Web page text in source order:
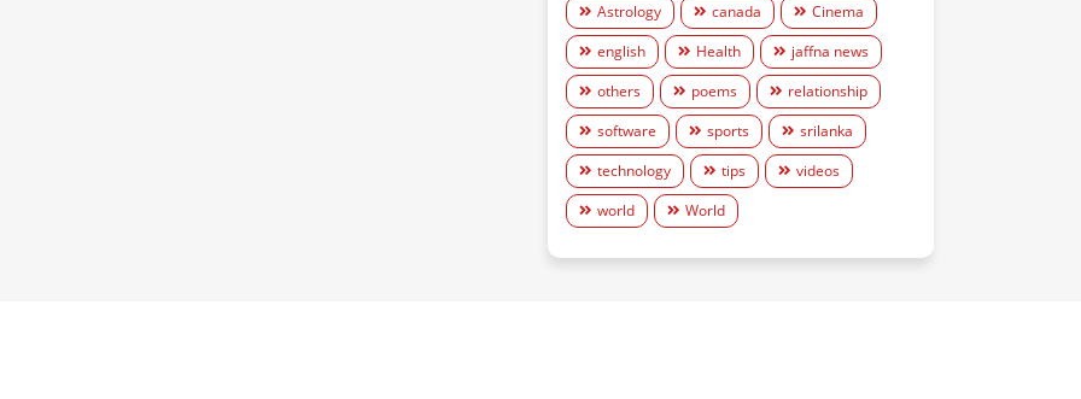
Astrology
canada
Cinema
english
Health
jaffna news
others
poems
relationship
software
sports
srilanka
technology
tips
videos
world
World